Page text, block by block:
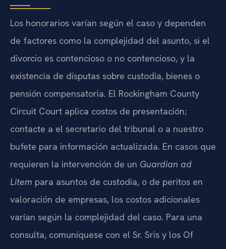
Los honorarios varían según el caso y dependen
de factores como la complejidad del asunto, si el
divorcio es contencioso o no contencioso, y la
existencia de disputas sobre custodia, bienes o
pensión compensatoria. El Rockingham County
Circuit Court aplica costos de presentación;
contacte a el secretario del tribunal o a nuestro
bufete para información actualizada. En casos que
requieren la intervención de un Guardian ad
Litem para asuntos de custodia, o de peritos en
valoración de empresas, los costos adicionales
varían según la complejidad del caso. Para una
consulta, comuníquese con el Sr. Sris y los Of